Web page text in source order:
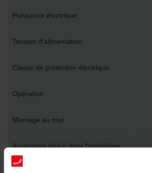
Puissance électrique
Tension d'alimentation
Classe de protection électrique
Opération
Montage au mur
Accessoire inclus dans l'emballage